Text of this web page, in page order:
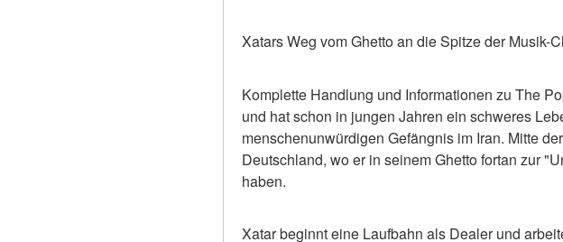
Xatars Weg vom Ghetto an die Spitze der Musik-
Komplette Handlung und Informationen zu The
und hat schon in jungen Jahren ein schweres
menschenunwürdigen Gefängnis im Iran. Mitte
Deutschland, wo er in seinem Ghetto fortan zur
haben.
Xatar beginnt eine Laufbahn als Dealer und